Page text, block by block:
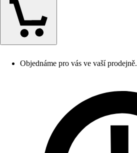
Objednáme pro vás ve vaší prodejně.